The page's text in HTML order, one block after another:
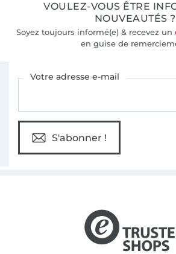
VOULEZ-VOUS ÊTRE
NOUVEAUTÉS ?
Soyez toujours informé(e) & recevez un
en guise de
Votre adresse e-mail
S'abonner !